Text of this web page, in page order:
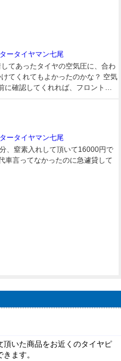
タイヤマン七尾
てあったタイヤの空気圧に、合わ
てくれてもよかったのかな？ 空気
確認してくれれば、フロントの
作業内容には大体満足していま
ないです。タイヤを持ち帰る用の
ヤを送る際に このタイヤの空気圧
両の表記を参考にして とか書い
ヤの規格とか十分に把握できない
タイヤマン七尾
、窒素入れして頂いて16000円で
車言ってなかったのに急遽貸して
頂いた商品をお近くのタイヤピ
ます。